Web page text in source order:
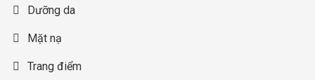
Dưỡng da
Mặt nạ
Trang điểm